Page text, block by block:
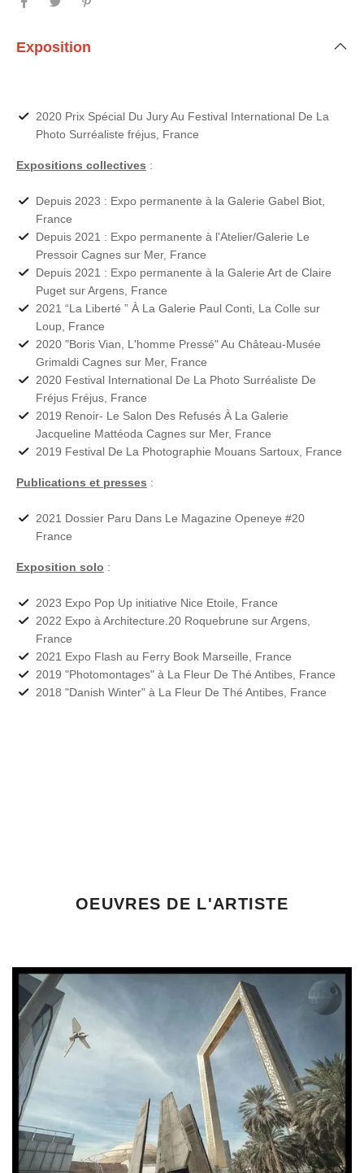
Exposition
2020 Prix Spécial Du Jury Au Festival International De La
Photo Surréaliste fréjus, France
Expositions collectives :
Depuis 2023 : Expo permanente à la Galerie Gabel Biot,
France
Depuis 2021 : Expo permanente à l'Atelier/Galerie Le
Pressoir Cagnes sur Mer, France
Depuis 2021 : Expo permanente à la Galerie Art de Claire
Puget sur Argens, France
2021 “La Liberté ” À La Galerie Paul Conti, La Colle sur
Loup, France
2020 "Boris Vian, L'homme Pressé" Au Château-Musée
Grimaldi Cagnes sur Mer, France
2020 Festival International De La Photo Surréaliste De
Fréjus Fréjus, France
2019 Renoir- Le Salon Des Refusés À La Galerie
Jacqueline Mattéoda Cagnes sur Mer, France
2019 Festival De La Photographie Mouans Sartoux, France
Publications et presses :
2021 Dossier Paru Dans Le Magazine Openeye #20
France
Exposition solo :
2023 Expo Pop Up initiative Nice Etoile, France
2022 Expo à Architecture.20 Roquebrune sur Argens,
France
2021 Expo Flash au Ferry Book Marseille, France
2019 "Photomontages" à La Fleur De Thé Antibes, France
2018 "Danish Winter" à La Fleur De Thé Antibes, France
OEUVRES DE L'ARTISTE